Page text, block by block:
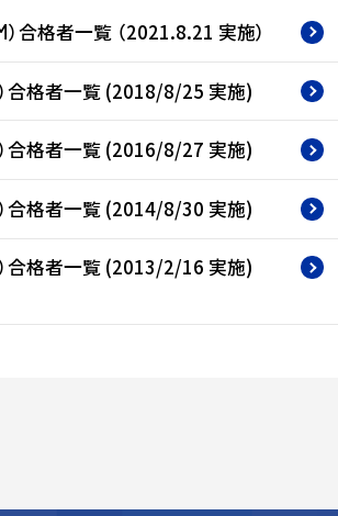
）合格者一覧 （2021.8.21 実施）
合格者一覧 (2018/8/25 実施)
合格者一覧 (2016/8/27 実施)
合格者一覧 (2014/8/30 実施)
合格者一覧 (2013/2/16 実施)